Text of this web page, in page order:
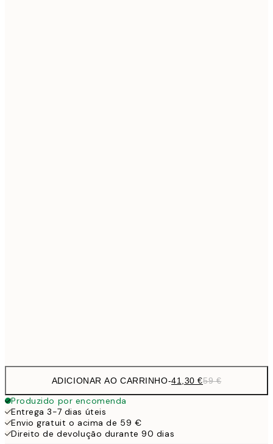
ADICIONAR AO CARRINHO-41,30 €59 €
Produzido por encomenda
Entrega 3-7 dias úteis
Envio gratuit o acima de 59 €
Direito de devolução durante 90 dias